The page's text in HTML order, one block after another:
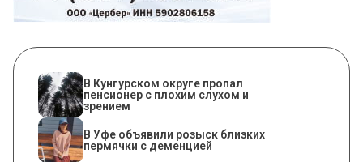
В Кунгурском округе пропал
пенсионер с плохим слухом и
зрением
В Уфе объявили розыск близких
пермячки с деменцией